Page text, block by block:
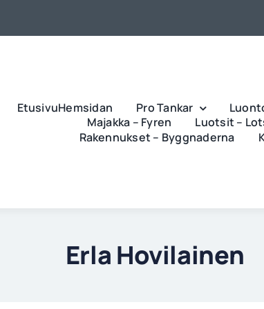
EtusivuHemsidan Pro Tankar
Majakka – Fyren
Luotsit –
Rakennukset – Byggnaderna
Erla Hovilainen